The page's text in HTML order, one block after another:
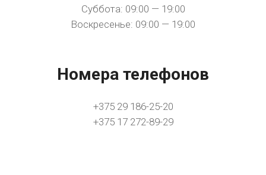
Суббота: 09:00 — 19:00
Воскресенье: 09:00 — 19:00
Номера телефонов
+375 29 186-25-20
+375 17 272-89-29